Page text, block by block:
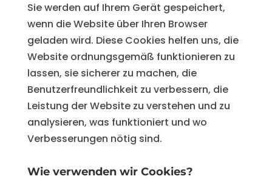
Sie werden auf Ihrem Gerät gespeichert,
wenn die Website über Ihren Browser
geladen wird. Diese Cookies helfen uns, die
Website ordnungsgemäß funktionieren zu
lassen, sie sicherer zu machen, die
Benutzerfreundlichkeit zu verbessern, die
Leistung der Website zu verstehen und zu
analysieren, was funktioniert und wo
Verbesserungen nötig sind.
Wie verwenden wir Cookies?